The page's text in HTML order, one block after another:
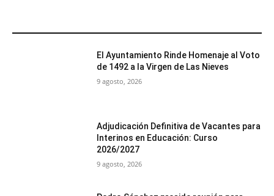
El Ayuntamiento Rinde Homenaje al Voto
de 1492 a la Virgen de Las Nieves
9 agosto, 2026
Adjudicación Definitiva de Vacantes para
Interinos en Educación: Curso
2026/2027
9 agosto, 2026